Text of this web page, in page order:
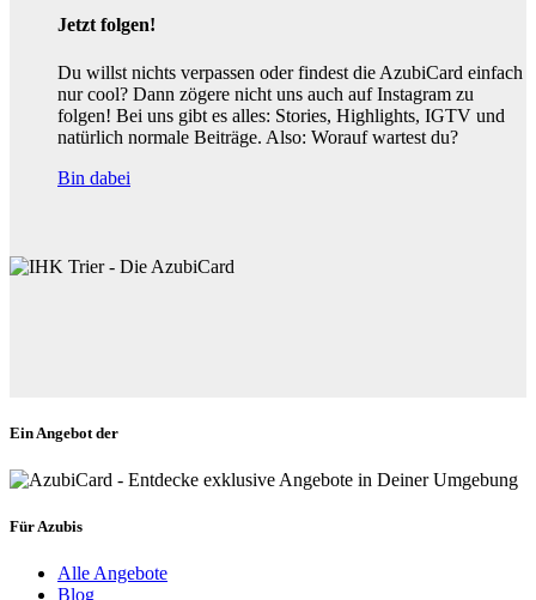
Jetzt folgen!
Du willst nichts verpassen oder findest die AzubiCard einfach
nur cool? Dann zögere nicht uns auch auf Instagram zu
folgen! Bei uns gibt es alles: Stories, Highlights, IGTV und
natürlich normale Beiträge. Also: Worauf wartest du?
Bin dabei
Ein Angebot der
Für Azubis
Alle Angebote
Blog